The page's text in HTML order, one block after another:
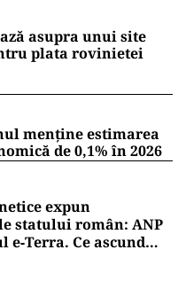
asupra unui site
plata rovinietei
menține estimarea
de 0,1% în 2026
expun
statului român: ANP
e‑Terra. Ce ascund